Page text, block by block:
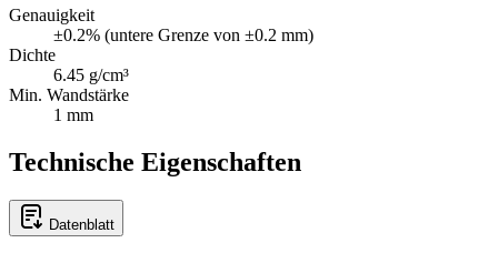
Genauigkeit
±0.2% (untere Grenze von ±0.2 mm)
Dichte
6.45 g/cm³
Min. Wandstärke
1 mm
Technische Eigenschaften
Datenblatt